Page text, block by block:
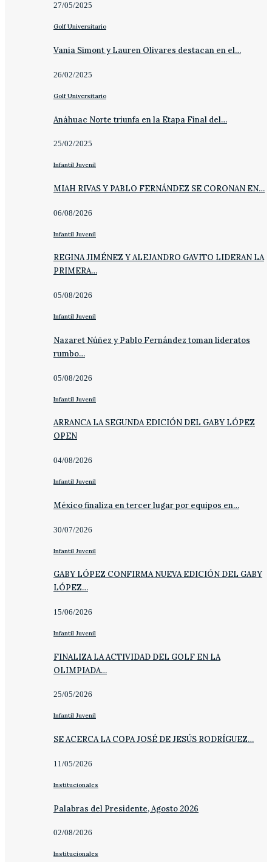
27/05/2025
Golf Universitario
Vania Simont y Lauren Olivares destacan en el…
26/02/2025
Golf Universitario
Anáhuac Norte triunfa en la Etapa Final del…
25/02/2025
Infantil Juvenil
MIAH RIVAS Y PABLO FERNÁNDEZ SE CORONAN EN…
06/08/2026
Infantil Juvenil
REGINA JIMÉNEZ Y ALEJANDRO GAVITO LIDERAN LA
PRIMERA…
05/08/2026
Infantil Juvenil
Nazaret Núñez y Pablo Fernández toman lideratos
rumbo…
05/08/2026
Infantil Juvenil
ARRANCA LA SEGUNDA EDICIÓN DEL GABY LÓPEZ
OPEN
04/08/2026
Infantil Juvenil
México finaliza en tercer lugar por equipos en…
30/07/2026
Infantil Juvenil
GABY LÓPEZ CONFIRMA NUEVA EDICIÓN DEL GABY
LÓPEZ…
15/06/2026
Infantil Juvenil
FINALIZA LA ACTIVIDAD DEL GOLF EN LA
OLIMPIADA…
25/05/2026
Infantil Juvenil
SE ACERCA LA COPA JOSÉ DE JESÚS RODRÍGUEZ…
11/05/2026
Institucionales
Palabras del Presidente, Agosto 2026
02/08/2026
Institucionales